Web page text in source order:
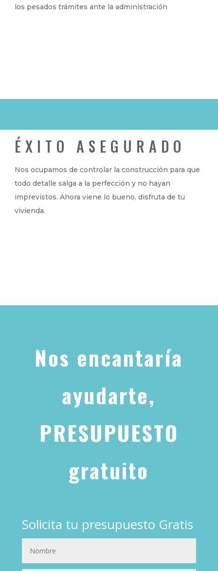
los pesados trámites ante la administración
ÉXITO ASEGURADO
Nos ocupamos de controlar la construcción para que
todo detalle salga a la perfección y no hayan
imprevistos. Ahora viene lo bueno, disfruta de tu
vivienda.
Nos encantaría
ayudarte,
PRESUPUESTO
gratuito
Solicita tu presupuesto Gratis